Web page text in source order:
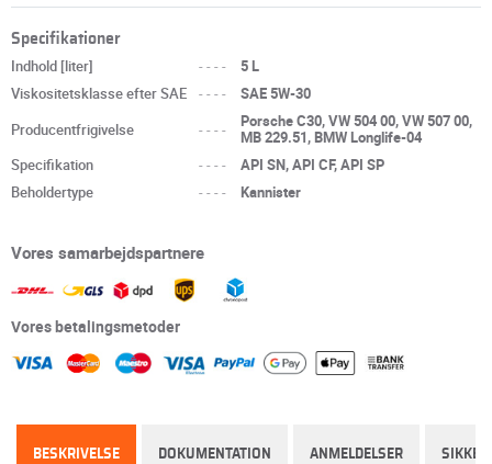
Specifikationer
Indhold [liter] ----
5 L
Viskositetsklasse efter SAE
----
SAE 5W-30
Producentfrigivelse
----
Porsche C30, VW 504 00, VW 507 00,
MB 229.51, BMW Longlife-04
Specifikation
----
API SN, API CF, API SP
Beholdertype
---- Kannister
Vores samarbejdspartnere
Vores betalingsmetoder
BESKRIVELSE DOKUMENTATION ANMELDELSER